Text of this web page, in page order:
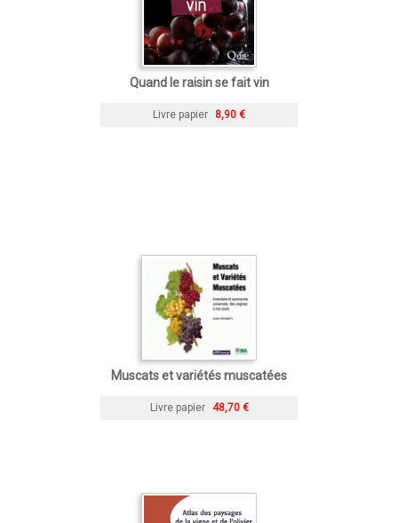
Quand le raisin se fait vin
Livre papier 8,90 €
Muscats et variétés muscatées
Livre papier 48,70 €